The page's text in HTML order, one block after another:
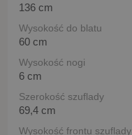
136 cm
Wysokość do blatu
60 cm
Wysokość nogi
6 cm
Szerokość szuflady
69,4 cm
Wysokość frontu szuflady